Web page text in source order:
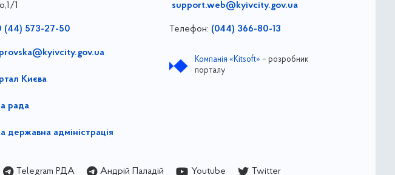
1
(44) 573-27-50
Києва
рада
державна адміністрація
support.web@kyivcity.gov.ua
Телефон: (044) 366-80-13
Компанія «Kitsoft» – розробник
порталу
Telegram РДА Андрій Паладій Youtube Twitter